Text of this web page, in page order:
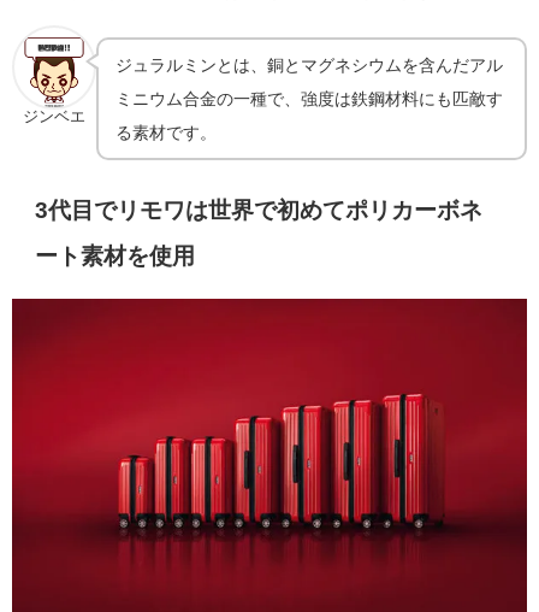
ジンベエ
ジュラルミンとは、銅とマグネシウムを含んだアル
ミニウム合金の一種で、強度は鉄鋼材料にも匹敵す
る素材です。
3代目でリモワは世界で初めてポリカーボネ
ート素材を使用